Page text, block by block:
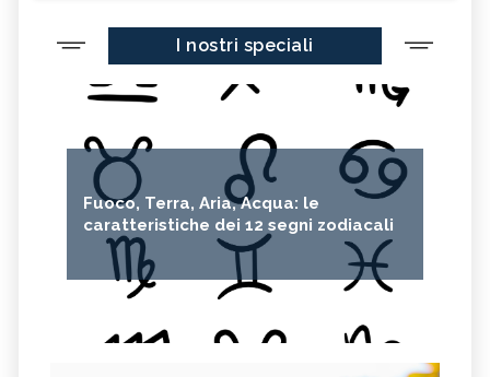
I nostri speciali
Fuoco, Terra, Aria, Acqua: le
caratteristiche dei 12 segni zodiacali